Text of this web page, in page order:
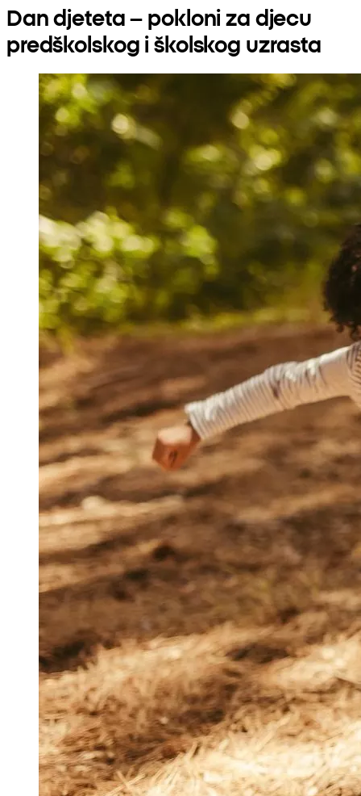
Dan djeteta – pokloni za djecu
predškolskog i školskog uzrasta